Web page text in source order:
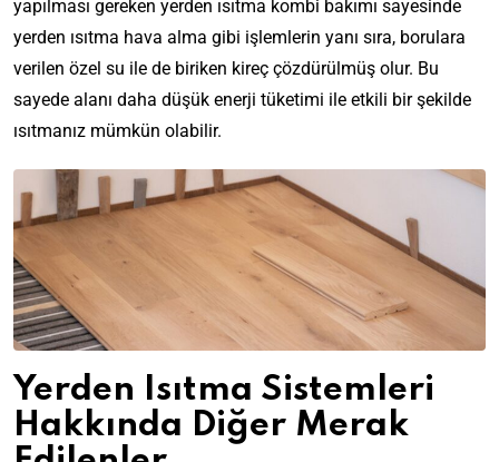
yapılması gereken yerden ısıtma kombi bakımı sayesinde
yerden ısıtma hava alma gibi işlemlerin yanı sıra, borulara
verilen özel su ile de biriken kireç çözdürülmüş olur. Bu
sayede alanı daha düşük enerji tüketimi ile etkili bir şekilde
ısıtmanız mümkün olabilir.
Yerden Isıtma Sistemleri
Hakkında Diğer Merak